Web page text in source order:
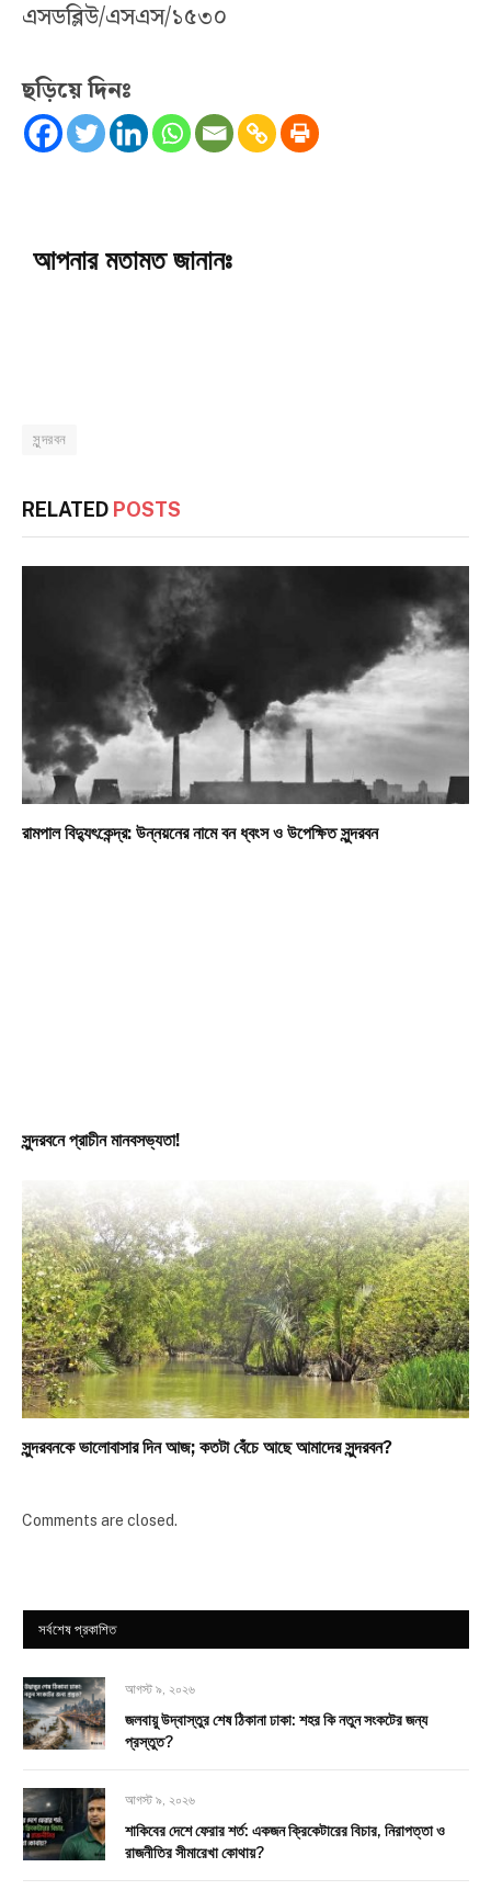
এসডব্লিউ/এসএস/১৫৩০
ছড়িয়ে দিনঃ
আপনার মতামত জানানঃ
সুন্দরবন
RELATED POSTS
রামপাল বিদ্যুৎকেন্দ্র: উন্নয়নের নামে বন ধ্বংস ও উপেক্ষিত সুন্দরবন
সুন্দরবনে প্রাচীন মানবসভ্যতা!
সুন্দরবনকে ভালোবাসার দিন আজ; কতটা বেঁচে আছে আমাদের সুন্দরবন?
Comments are closed.
সর্বশেষ প্রকাশিত
আগস্ট ৯, ২০২৬
জলবায়ু উদ্বাস্তুর শেষ ঠিকানা ঢাকা: শহর কি নতুন সংকটের জন্য
প্রস্তুত?
আগস্ট ৯, ২০২৬
শাকিবের দেশে ফেরার শর্ত: একজন ক্রিকেটারের বিচার, নিরাপত্তা ও
রাজনীতির সীমারেখা কোথায়?